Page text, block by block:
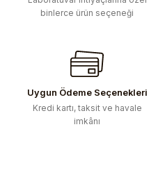
binlerce ürün seçeneği
Uygun Ödeme Seçenekleri
Kredi kartı, taksit ve havale
imkânı